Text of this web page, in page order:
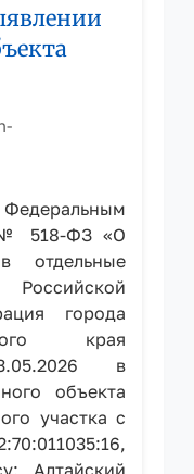
-
№ 518-ФЗ «О
отдельные
Российской
города
края
в
объекта
участка с